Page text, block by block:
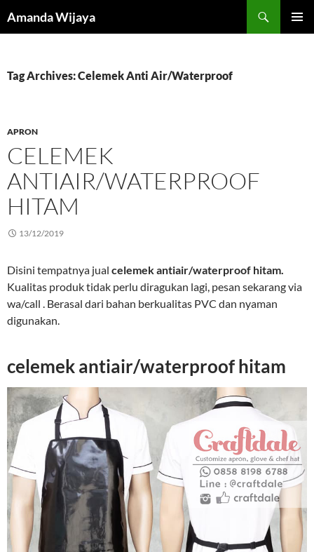
Amanda Wijaya
Tag Archives: Celemek Anti Air/Waterproof
APRON
CELEMEK
ANTIAIR/WATERPROOF
HITAM
13/12/2019
Disini tempatnya jual celemek antiair/waterproof hitam.
Kualitas produk tidak perlu diragukan lagi, pesan sekarang via
wa/call . Berasal dari bahan berkualitas PVC dan nyaman
digunakan.
celemek antiair/waterproof hitam